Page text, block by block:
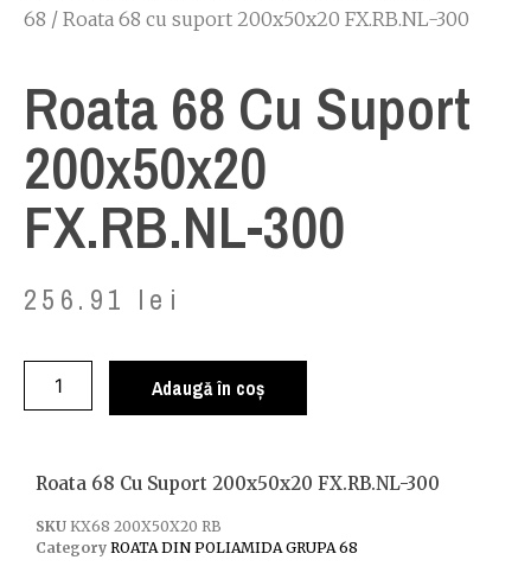
68 / Roata 68 cu suport 200x50x20 FX.RB.NL-300
Roata 68 Cu Suport
200x50x20
FX.RB.NL-300
256.91 lei
Adaugă în coș
Roata 68 Cu Suport 200x50x20 FX.RB.NL-300
SKU KX68 200X50X20 RB
Category ROATA DIN POLIAMIDA GRUPA 68